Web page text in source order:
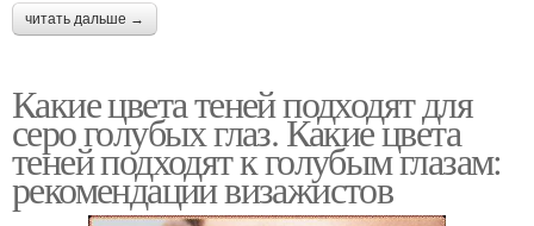
читать дальше →
Какие цвета теней подходят для
серо голубых глаз. Какие цвета
теней подходят к голубым глазам:
рекомендации визажистов